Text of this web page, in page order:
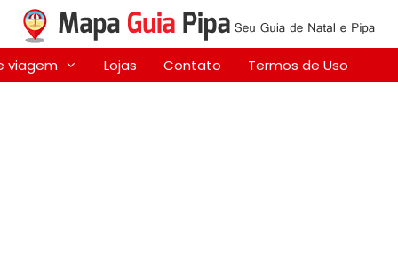
viagem Lojas Contato Termos de Uso